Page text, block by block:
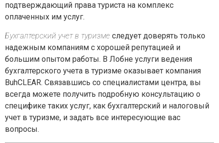
подтверждающий права туриста на комплекс
оплаченных им услуг.
Бухгалтерский учет в туризме следует доверять только
надежным компаниям с хорошей репутацией и
большим опытом работы. В Лобне услуги ведения
бухгалтерского учета в туризме оказывает компания
BuhCLEAR. Связавшись со специалистами центра, вы
всегда можете получить подробную консультацию о
специфике таких услуг, как бухгалтерский и налоговый
учет в туризме, и задать все интересующие вас
вопросы.